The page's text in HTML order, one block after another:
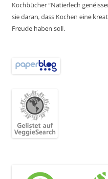
Kochbücher “Natierlech
sie daran, dass Kochen eine
Freude haben soll.